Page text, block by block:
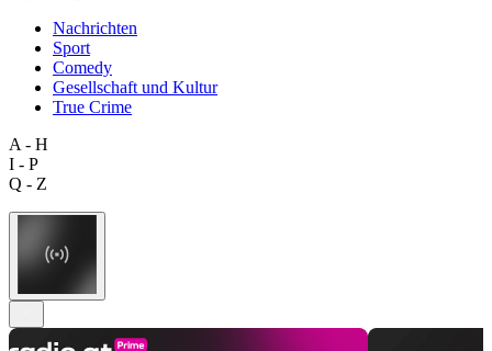
Nachrichten
Sport
Comedy
Gesellschaft und Kultur
True Crime
A - H
I - P
Q - Z